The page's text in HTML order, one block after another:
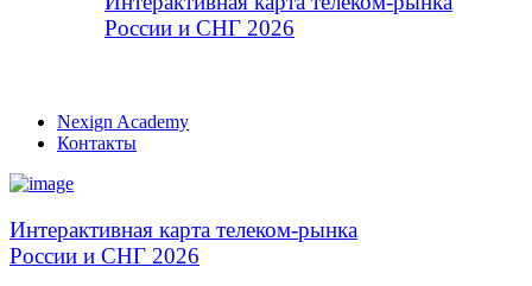
России и СНГ 2026
Nexign Academy
Контакты
Интерактивная карта телеком-рынка
России и СНГ 2026